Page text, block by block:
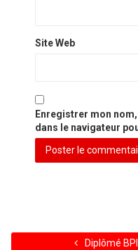
Site Web
Enregistrer mon
dans le navigateur
Diplômé